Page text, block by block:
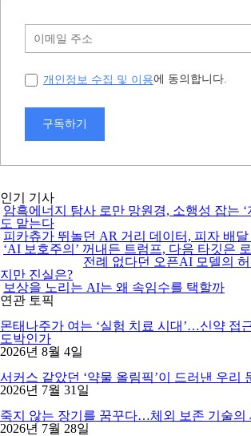
개인정보 수집 및 이용에 동의합니다.
구독하기
인기 기사
암흑에너지 탐사 로만 망원경, 소행성 잡는 ‘
도 맡는다
피카츄가 뛰놀던 AR 거리 데이터, 피자 배
‘AI 보호주의’ 꺼내든 트럼프, 다음 타깃은
전례 없다던 오픈AI 모델의
지만 진실은?
보상을 노리는 AI는 왜 속임수를 택할까
연관 토픽
몬태나주가 여는 ‘실험 치료 시대’…신약 접
도박인가
2026년 8월 4일
서커스 같았던 ‘약물 올림픽’이 드러낸 우리
2026년 7월 31일
죽지 않는 장기를 꿈꾸다…체외 보존 기술의
2026년 7월 28일